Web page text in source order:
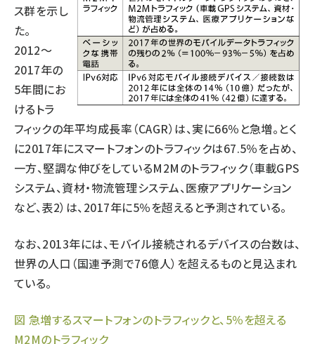
ス群を示し
た。
2012〜
2017年の
5年間にお
けるトラ
フィックの年平均成長率（CAGR）は、実に66％と急増。とく
に2017年にスマートフォンのトラフィックは67.5％を占め、
一方、堅調な伸びをしているM2Mのトラフィック（車載GPS
システム、資材・物流管理システム、医療アプリケーション
など、表2）は、2017年に5％を超えると予測されている。
なお、2013年には、モバイル接続されるデバイスの台数は、
世界の人口（国連予測で76億人）を超えるものと見込まれ
ている。
図 急増するスマートフォンのトラフィックと、5％を超える
M2Mのトラフィック